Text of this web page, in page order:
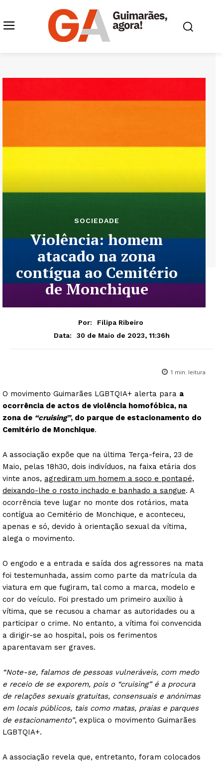
SOCIEDADE
Violência: homem
atacado na zona
contígua ao Cemitério
de Monchique
Por:
Filipa Ribeiro
Data:
30 de Maio de 2023, 11:36h
1 min. leitura
O movimento Guimarães LGBTQIA+ alerta para a
ocorrência de actos de violência homofóbica, na
zona de “cruising”, do parque de estacionamento do
Cemitério de Monchique.
A associação expõe que na última Terça-feira, 23 de
Maio, pelas 18h30, dois indivíduos, na faixa etária dos
vinte anos, agrediram um homem a soco e pontapé,
deixando-lhe o rosto inchado e banhado a sangue. A
ocorrência teve lugar no monte dos rotários, mata
contígua ao Cemitério de Monchique, e aconteceu,
apenas e só, devido à orientação sexual da vítima,
alega o movimento.
O engodo e a entrada e saída dos agressores na mata
foi testemunhada, assim como parte da matrícula da
viatura em que fugiram, tal como a marca, modelo e
cor do veículo. Foi prestado um primeiro auxílio à
vítima, que se recusou a chamar as autoridades ou a
participar o crime. No entanto, a vítima foi convencida
a dirigir-se ao hospital, pois os ferimentos
aparentavam ser graves.
“Note-se, falamos de pessoas vulneráveis, com medo
e receio de se exporem, pois o “cruising” é a procura
de relações sexuais gratuitas, consensuais e anónimas
em locais públicos, tais como matas, praias e parques
de estacionamento”, explica o movimento Guimarães
LGBTQIA+.
A associação revela que, entretanto, foram colocados